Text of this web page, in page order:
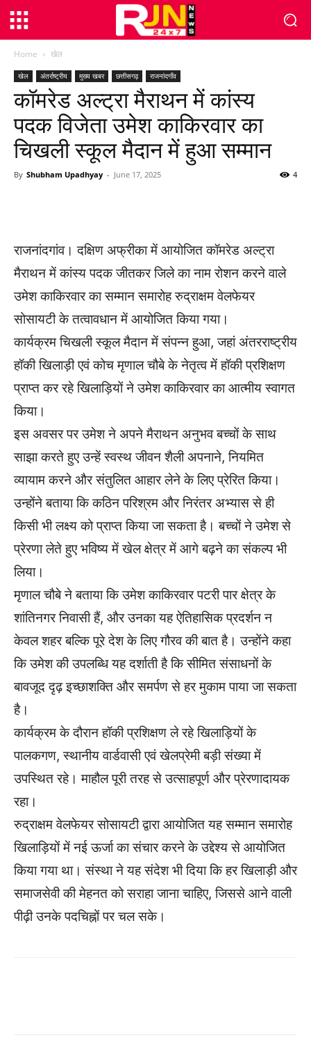
Home खेल
खेल अंतर्राष्ट्रीय मुख्य खबर छत्तीसगढ़ राजनांदगाँव
कॉमरेड अल्ट्रा मैराथन में कांस्य
पदक विजेता उमेश काकिरवार का
चिखली स्कूल मैदान में हुआ सम्मान
By Shubham Upadhyay - June 17, 2025 4
राजनांदगांव। दक्षिण अफ्रीका में आयोजित कॉमरेड अल्ट्रा
मैराथन में कांस्य पदक जीतकर जिले का नाम रोशन करने वाले
उमेश काकिरवार का सम्मान समारोह रुद्राक्षम वेलफेयर
सोसायटी के तत्वावधान में आयोजित किया गया।
कार्यक्रम चिखली स्कूल मैदान में संपन्न हुआ, जहां अंतरराष्ट्रीय
हॉकी खिलाड़ी एवं कोच मृणाल चौबे के नेतृत्व में हॉकी प्रशिक्षण
प्राप्त कर रहे खिलाड़ियों ने उमेश काकिरवार का आत्मीय स्वागत
किया।
इस अवसर पर उमेश ने अपने मैराथन अनुभव बच्चों के साथ
साझा करते हुए उन्हें स्वस्थ जीवन शैली अपनाने, नियमित
व्यायाम करने और संतुलित आहार लेने के लिए प्रेरित किया।
उन्होंने बताया कि कठिन परिश्रम और निरंतर अभ्यास से ही
किसी भी लक्ष्य को प्राप्त किया जा सकता है। बच्चों ने उमेश से
प्रेरणा लेते हुए भविष्य में खेल क्षेत्र में आगे बढ़ने का संकल्प भी
लिया।
मृणाल चौबे ने बताया कि उमेश काकिरवार पटरी पार क्षेत्र के
शांतिनगर निवासी हैं, और उनका यह ऐतिहासिक प्रदर्शन न
केवल शहर बल्कि पूरे देश के लिए गौरव की बात है। उन्होंने कहा
कि उमेश की उपलब्धि यह दर्शाती है कि सीमित संसाधनों के
बावजूद दृढ़ इच्छाशक्ति और समर्पण से हर मुकाम पाया जा सकता
है।
कार्यक्रम के दौरान हॉकी प्रशिक्षण ले रहे खिलाड़ियों के
पालकगण, स्थानीय वार्डवासी एवं खेलप्रेमी बड़ी संख्या में
उपस्थित रहे। माहौल पूरी तरह से उत्साहपूर्ण और प्रेरणादायक
रहा।
रुद्राक्षम वेलफेयर सोसायटी द्वारा आयोजित यह सम्मान समारोह
खिलाड़ियों में नई ऊर्जा का संचार करने के उद्देश्य से आयोजित
किया गया था। संस्था ने यह संदेश भी दिया कि हर खिलाड़ी और
समाजसेवी की मेहनत को सराहा जाना चाहिए, जिससे आने वाली
पीढ़ी उनके पदचिह्नों पर चल सके।